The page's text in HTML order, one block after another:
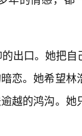
出口。她把
恋。她希望林
越的鸿沟。她